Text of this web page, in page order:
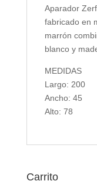
Aparador
fabricado en
marrón
blanco y
MEDIDAS
Largo: 200
Ancho: 45
Alto: 78
Carrito